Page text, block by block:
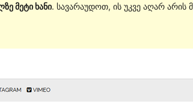
მეტი ხანი. სავარაუდოთ, ის უკვე აღარ არის